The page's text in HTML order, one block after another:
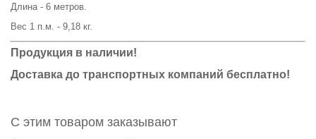
Длина - 6 метров.
Вес 1 п.м. - 9,18 кг.
Продукция в наличии!
Доставка до транспортных компаний бесплатно!
С этим товаром заказывают